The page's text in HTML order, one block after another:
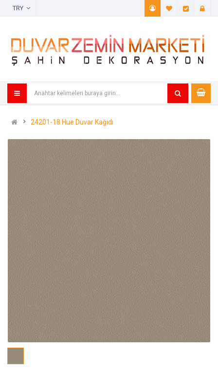
A. Listem
24201-18 Hue Duvar Kağıdı